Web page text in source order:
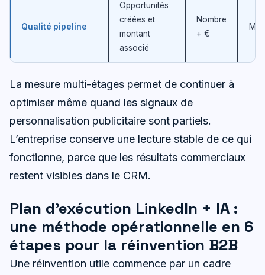
Qualité pipeline
Opportunités
créées et
montant
associé
Nombre
+ €
La mesure multi-étages permet de continuer à
optimiser même quand les signaux de
personnalisation publicitaire sont partiels.
L’entreprise conserve une lecture stable de ce qui
fonctionne, parce que les résultats commerciaux
restent visibles dans le CRM.
Plan d’exécution LinkedIn + IA :
une méthode opérationnelle en 6
étapes pour la réinvention B2B
Une réinvention utile commence par un cadre